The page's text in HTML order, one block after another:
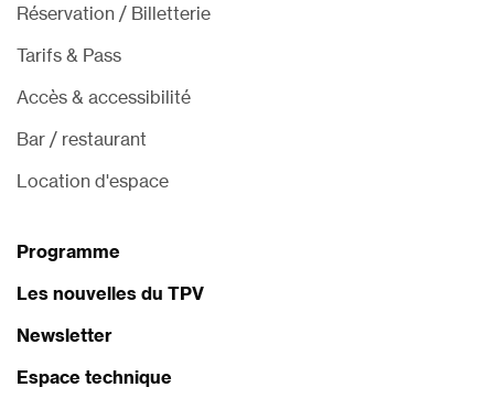
Réservation / Billetterie
Tarifs & Pass
Accès & accessibilité
Bar / restaurant
Location d'espace
Programme
Les nouvelles du TPV
Newsletter
Espace technique